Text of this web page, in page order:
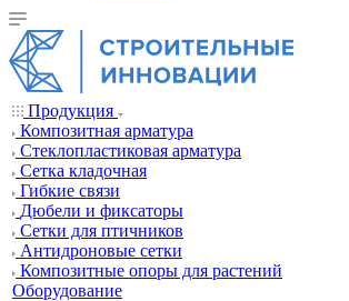
Продукция
Композитная арматура
Cтеклопластиковая арматура
Сетка кладочная
Гибкие связи
Дюбели и фиксаторы
Сетки для птичников
Антидроновые сетки
Композитные опоры для растений
Оборудование